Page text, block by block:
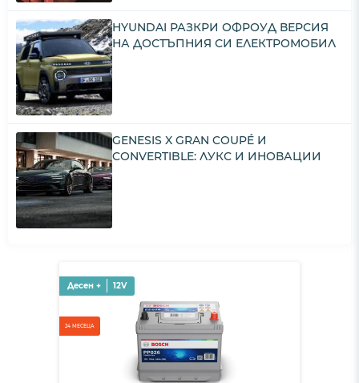
HYUNDAI РАЗКРИ ОФРОУД ВЕРСИЯ
НА ДОСТЪПНИЯ СИ ЕЛЕКТРОМОБИЛ
GENESIS X GRAN COUPÉ И
CONVERTIBLE: ЛУКС И ИНОВАЦИИ
Десен + 12V
24 МЕСЕЦА